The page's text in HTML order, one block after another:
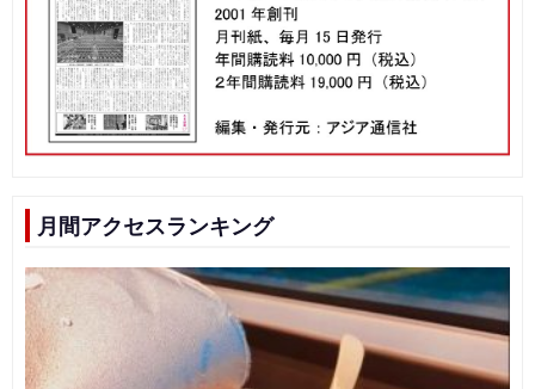
月間アクセスランキング